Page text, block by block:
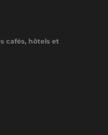
cafés, hôtels et